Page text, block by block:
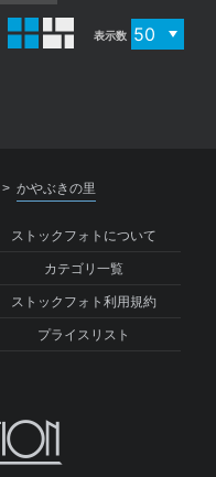
表示数
> かやぶきの里
ストックフォトについて
カテゴリ一覧
ストックフォト利用規約
プライスリスト